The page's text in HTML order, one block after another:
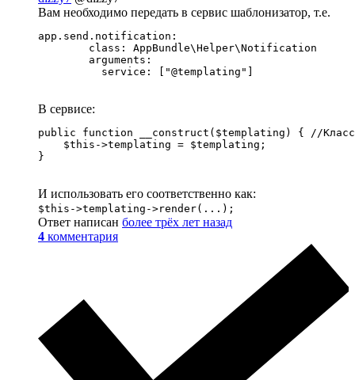
Вам необходимо передать в сервис шаблонизатор, т.е.
app.send.notification:
        class: AppBundle\Helper\Notification
        arguments:
          service: ["@templating"]
В сервисе:
public function __construct($templating) { //Класс
    $this->templating = $templating;
}
И использовать его соответственно как:
$this->templating->render(...);
Ответ написан более трёх лет назад
4 комментария